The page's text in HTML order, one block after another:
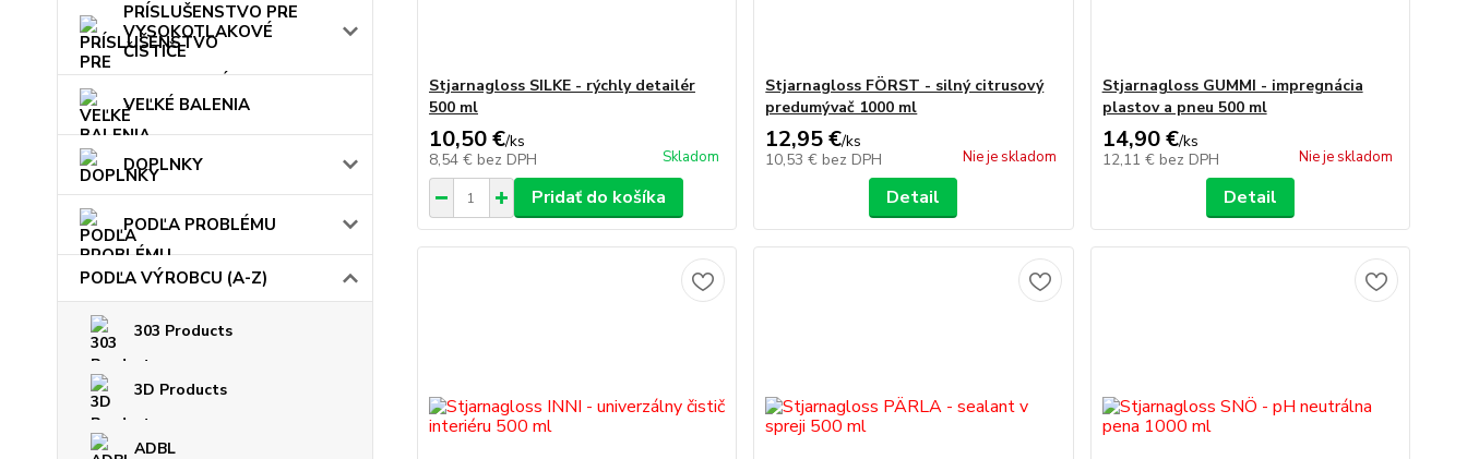
PRÍSLUŠENSTVO PRE
VYSOKOTLAKOVÉ
ČISTIČE
VEĽKÉ BALENIA
DOPLNKY
PODĽA PROBLÉMU
PODĽA VÝROBCU (A-Z)
303 Products
3D Products
ADBL
Stjarnagloss SILKE - rýchly detailér
500 ml
10,50 €/ks
8,54 € bez DPH Skladom
Pridať do košíka
Stjarnagloss FÖRST - silný citrusový
predumývač 1000 ml
12,95 €/ks
10,53 € bez DPH Nie je skladom
Detail
Stjarnagloss GUMMI - impregnácia
plastov a pneu 500 ml
14,90 €/ks
12,11 € bez DPH Nie je skladom
Detail